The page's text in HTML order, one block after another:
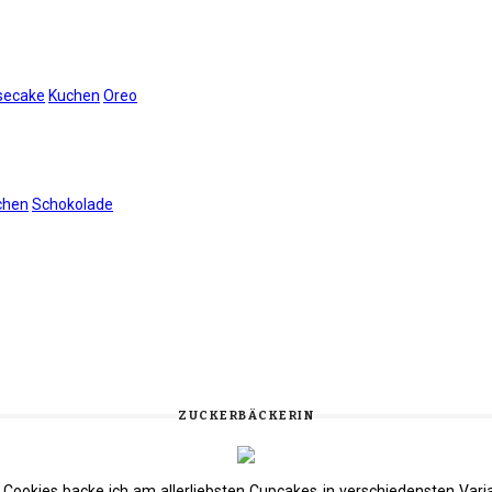
Kuchen Oreo
Schokolade
ZUCKERBÄCKERIN